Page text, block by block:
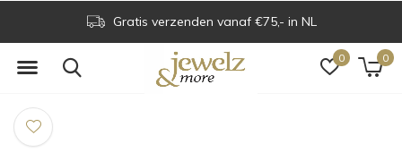
0 0
Gratis verzenden vanaf €75,- in NL